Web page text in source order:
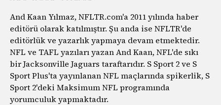
And Kaan Yılmaz, NFLTR.com'a 2011 yılında haber
editörü olarak katılmıştır. Şu anda ise NFLTR'de
editörlük ve yazarlık yapmaya devam etmektedir.
NFL ve TAFL yazıları yazan And Kaan, NFL'de sıkı
bir Jacksonville Jaguars taraftarıdır. S Sport 2 ve S
Sport Plus'ta yayınlanan NFL maçlarında spikerlik, S
Sport 2'deki Maksimum NFL programında
yorumculuk yapmaktadır.